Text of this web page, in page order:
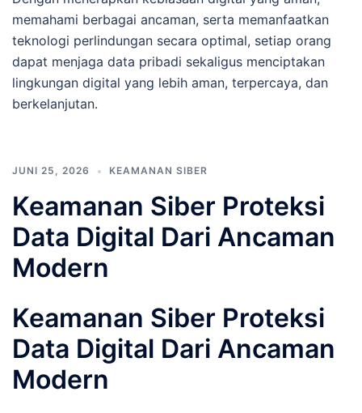
memahami berbagai ancaman, serta memanfaatkan
teknologi perlindungan secara optimal, setiap orang
dapat menjaga data pribadi sekaligus menciptakan
lingkungan digital yang lebih aman, terpercaya, dan
berkelanjutan.
JUNI 25, 2026 KEAMANAN SIBER
Keamanan Siber Proteksi
Data Digital Dari Ancaman
Modern
Keamanan Siber Proteksi
Data Digital Dari Ancaman
Modern